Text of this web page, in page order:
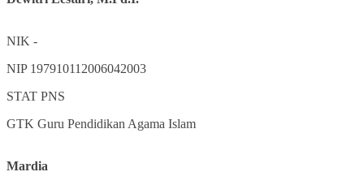
NIK -
NIP 197910112006042003
STAT PNS
GTK Guru Pendidikan Agama Islam
Mardia